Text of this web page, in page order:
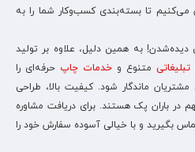
می‌کنیم تا بسته‌بندی کسب‌وکار شما را به
دیده‌شدن! به همین دلیل، علاوه بر تولید
متنوع و خدمات چاپ حرفه‌ای را
ماندگار شود. کیفیت بالا، طراحی
در باران پک هستند. برای دریافت مشاوره
بگیرید و با خیالی آسوده سفارش خود را